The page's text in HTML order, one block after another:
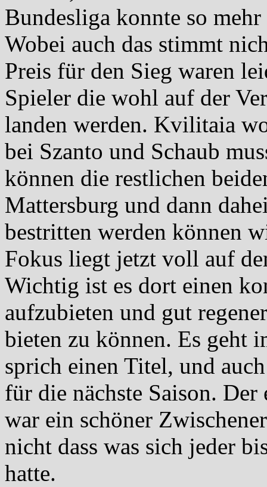
Bundesliga konnte so
Wobei auch das stimmt
Preis für den Sieg waren
Spieler die wohl auf der
landen werden. Kvilitaia
bei Szanto und Schaub
können die restlichen
Mattersburg und dann
bestritten werden können
Fokus liegt jetzt voll auf
Wichtig ist es dort einen
aufzubieten und gut
bieten zu können. Es geht
sprich einen Titel, und
für die nächste Saison. Der
war ein schöner
nicht dass was sich jeder
hatte.